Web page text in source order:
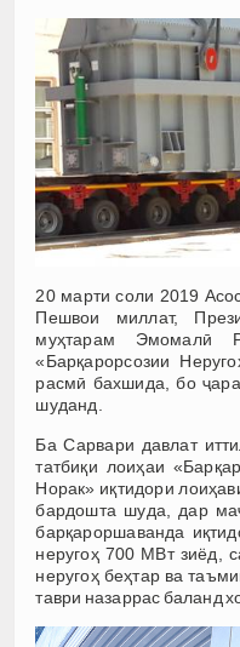
20 марти соли 2019
Пешвои миллат,
муҳтарам Эмомалӣ
«Барқарорсозии
расмӣ бахшида, бо
шуданд.
Ба Сарвари давлат
татбиқи лоиҳаи
Норак» иқтидори
бардошта шуда, дар
барқароршаванда
неругоҳ 700 МВт зиёд,
неругоҳ беҳтар ва
таври назаррас баланд